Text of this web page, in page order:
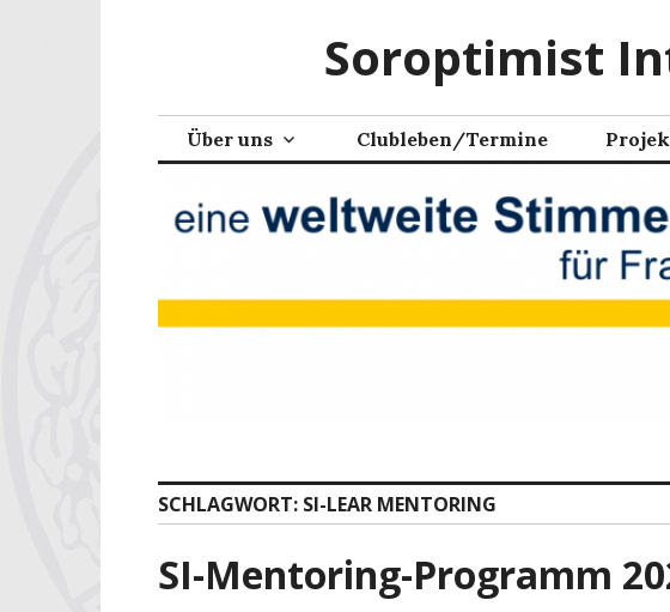
Soroptimist
Über uns Clubleben/Termine
SCHLAGWORT: SI-LEAR MENTORING
SI-Mentoring-Programm